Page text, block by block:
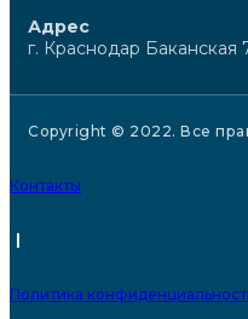
Адрес
г. Краснодар Баканская
Copyright © 2022. Все
Контакты
Политика